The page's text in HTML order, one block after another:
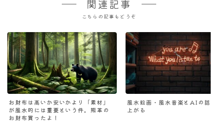
関連記事
こちらの記事もどうぞ
お財布は高いか安いかより「素材」
が風水的には重要という件。熊革の
お財布買ったよ！
風水絵画・風水音楽とAIの話
上がる